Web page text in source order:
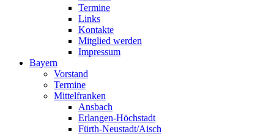
Termine
Links
Kontakte
Mitglied werden
Impressum
Bayern
Vorstand
Termine
Mittelfranken
Ansbach
Erlangen-Höchstadt
Fürth-Neustadt/Aisch